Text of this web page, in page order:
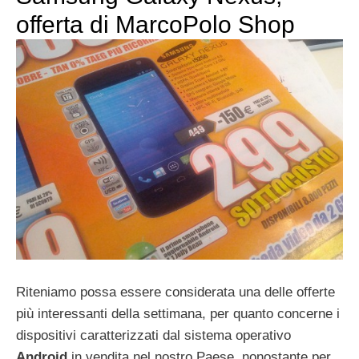
offerta di MarcoPolo Shop
Riteniamo possa essere considerata una delle offerte
più interessanti della settimana, per quanto concerne i
dispositivi caratterizzati dal sistema operativo